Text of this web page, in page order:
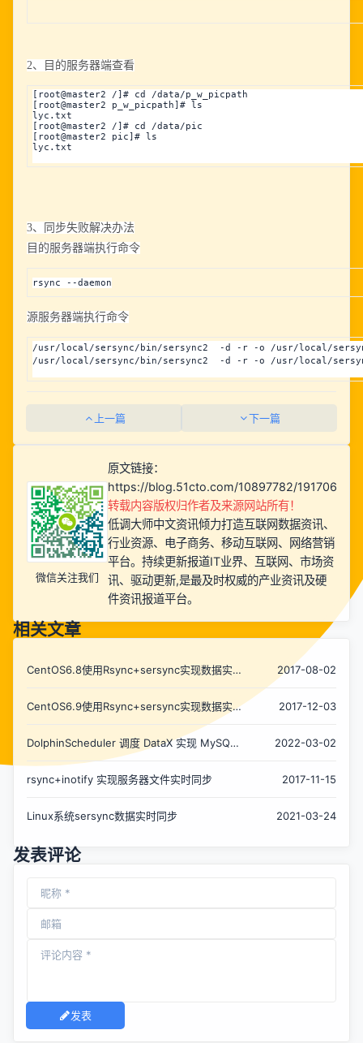
2、目的服务器端查看
[root@master2 /]# cd /data/p_w_picpath
[root@master2 p_w_picpath]# ls
lyc.txt
[root@master2 /]# cd /data/pic
[root@master2 pic]# ls
lyc.txt
3、同步失败解决办法
目的服务器端执行命令
rsync --daemon
源服务器端执行命令
/usr/local/sersync/bin/sersync2  -d -r -o /usr/local/
/usr/local/sersync/bin/sersync2  -d -r -o /usr/local/
上一篇 下一篇
微信关注我们
原文链接：
https://blog.51cto.com/10897782/1917065
转载内容版权归作者及来源网站所有！
低调大师中文资讯倾力打造互联网数据资讯、
行业资源、电子商务、移动互联网、网络营销
平台。持续更新报道IT业界、互联网、市场资
讯、驱动更新,是最及时权威的产业资讯及硬
件资讯报道平台。
相关文章
CentOS6.8使用Rsync+sersync实现数据实时
2017-08-02
CentOS6.9使用Rsync+sersync实现数据实时
2017-12-03
DolphinScheduler 调度 DataX 实现 MySQL
To ElasticSearch 增量数据同步实践
2022-03-02
rsync+inotify 实现服务器文件实时同步 2017-11-15
Linux系统sersync数据实时同步 2021-03-24
发表评论
发表